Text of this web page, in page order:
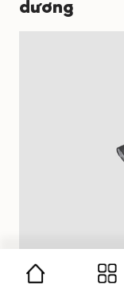
Theo thuyết ngũ
1981 có màu
màu tương hợp là
hợp màu sắc
gỗ hay xanh
. Sau
cùng hữu ích mà
Quần áo